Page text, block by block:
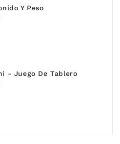
Y Peso
- Juego De Tablero